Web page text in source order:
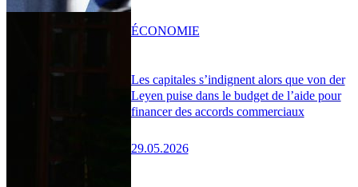
Les capitales s’indignent alors que von der
Leyen puise dans le budget de l’aide pour
financer des accords commerciaux
29.05.2026
ÉCONOMIE